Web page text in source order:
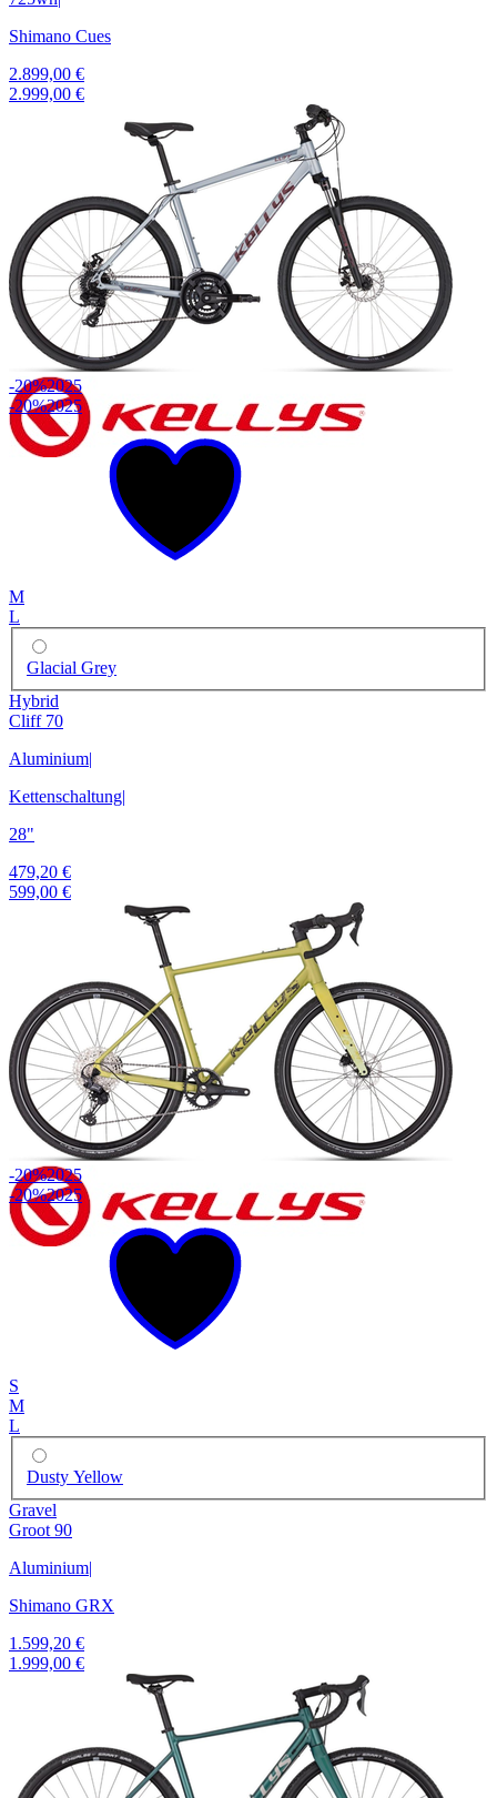
Shimano Cues
2.899,00 €
2.999,00 €
-20%2025
-20%2025
M
L
Glacial Grey
Hybrid
Cliff 70
Aluminium|
Kettenschaltung|
28"
479,20 €
599,00 €
-20%2025
-20%2025
S
M
L
Dusty Yellow
Gravel
Groot 90
Aluminium|
Shimano GRX
1.599,20 €
1.999,00 €